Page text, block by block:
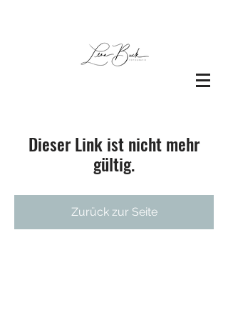
Dieser Link ist nicht mehr
gültig.
Zurück zur Seite